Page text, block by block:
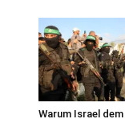
Warum Israel dem